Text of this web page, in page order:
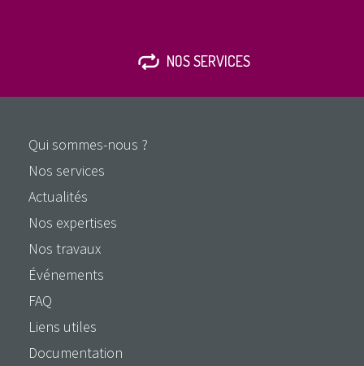
NOS SERVICES
Qui sommes-nous ?
Nos services
Actualités
Nos expertises
Nos travaux
Événements
FAQ
Liens utiles
Documentation